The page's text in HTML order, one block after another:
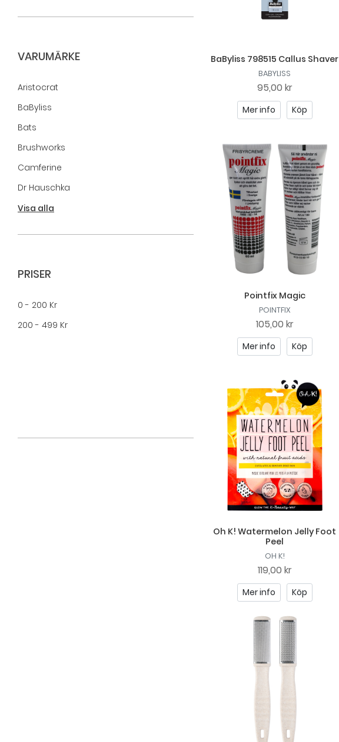
VARUMÄRKE
Aristocrat
BaByliss
Bats
Brushworks
Camferine
Dr Hauschka
Flawless
Pointfix
Sunday Rain
Visa alla
PRISER
0 - 200 Kr
200 - 499 Kr
BaByliss 798515 Callus Shaver
BABYLISS
95,00 kr
Mer info Köp
Pointfix Magic
POINTFIX
105,00 kr
Mer info Köp
Oh K! Watermelon Jelly Foot
Peel
OH K!
119,00 kr
Mer info Köp